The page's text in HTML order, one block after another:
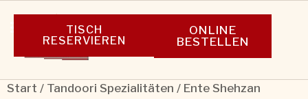
TISCH
RESERVIEREN
ONLINE
BESTELLEN
Start / Tandoori Spezialitäten / Ente Shehzan